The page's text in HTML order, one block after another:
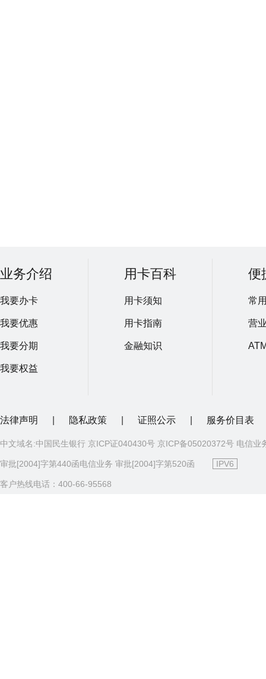
业务介绍
我要办卡
我要优惠
我要分期
我要权益
用卡百科
用卡须知
用卡指南
金融知识
便
常
营
法律声明 隐私政策 证照公示 服务价目表
中文域名:中国民生银行 京ICP证040430号 京ICP备05020372号 电信业
审批[2004]字第440函电信业务 审批[2004]字第520函 IPV6
客户热线电话：400-66-95568